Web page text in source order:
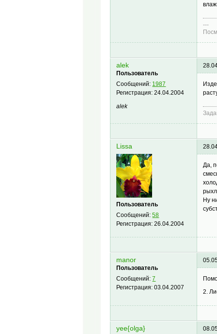
---
alek
Пользователь
Сообщений: 1987
Регистрация:24.04.2004
alek
Lissa
Пользователь
Сообщений:58
Регистрация:26.04.2004
Да,
Ну
manor
Пользователь
Сообщений:7
Регистрация:03.04.2007
2.
yee{olga}